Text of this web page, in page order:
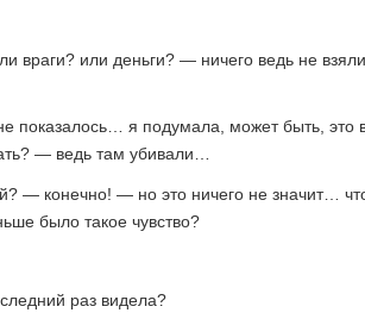
враги? или деньги? — ничего ведь не
показалось… я подумала, может быть, это
— ведь там убивали…
— конечно! — но это ничего не значит…
было такое чувство?
раз видела?